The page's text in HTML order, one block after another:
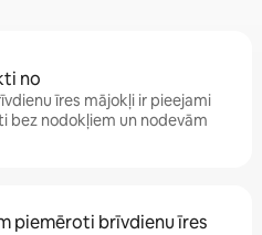
no
īres mājokļi ir pieejami
bez nodokļiem un nodevām
piemēroti brīvdienu īres